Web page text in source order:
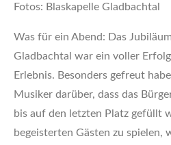
Fotos: Blaskapelle Gladbachtal
Was für ein Abend: Das
Gladbachtal war ein voller
Erlebnis. Besonders gefreut
Musiker darüber, dass das
bis auf den letzten Platz gefüllt
begeisterten Gästen zu spielen,